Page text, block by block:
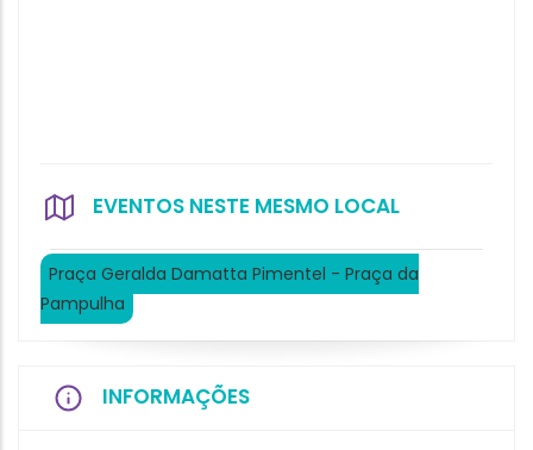
EVENTOS NESTE MESMO LOCAL
Praça Geralda Damatta Pimentel - Praça da
Pampulha
INFORMAÇÕES